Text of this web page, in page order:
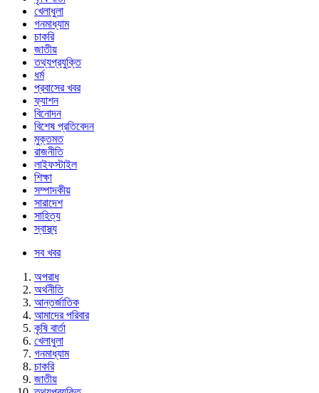
খেলাধুলা
গনমাধ্যাম
চাকরি
জাতীয়
তথ্যপ্রযুক্তি
ধর্ম
প্রবাসের খবর
ফ্যাশন
বিনোদন
বিশেষ প্রতিবেদন
মুক্তমত
রাজনীতি
লাইফস্টাইল
শিক্ষা
সম্পাদকীয়
সারাদেশ
সাহিত্য
স্বাস্থ্য
সব খবর
অপরাধ
অর্থনীতি
আন্তর্জাতিক
আমাদের পরিবার
কৃষি বার্তা
খেলাধুলা
গনমাধ্যাম
চাকরি
জাতীয়